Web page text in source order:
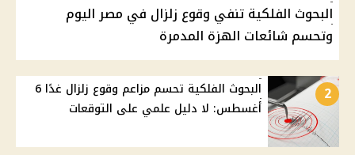
البحوث الفلكية تنفي وقوع زلزال في مصر اليوم
وتحسم شائعات الهزة المدمرة
2
البحوث الفلكية تحسم مزاعم وقوع زلزال غدًا 6
أغسطس: لا دليل علمي على التوقعات